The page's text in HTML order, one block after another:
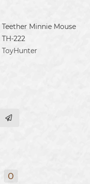
Teether Minnie Mouse
TH-222
ToyHunter
0